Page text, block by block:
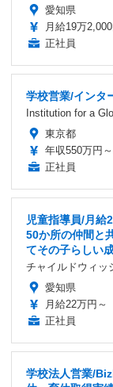
愛知県
月給19万
正社員
学校営業/インタ
Institution for a
東京都
年収550万円
正社員
児童指導員/月給
50か所の仲間と
てその子らしい
チャイルドウィッ
愛知県
月給22万円～
正社員
学校法人営業/